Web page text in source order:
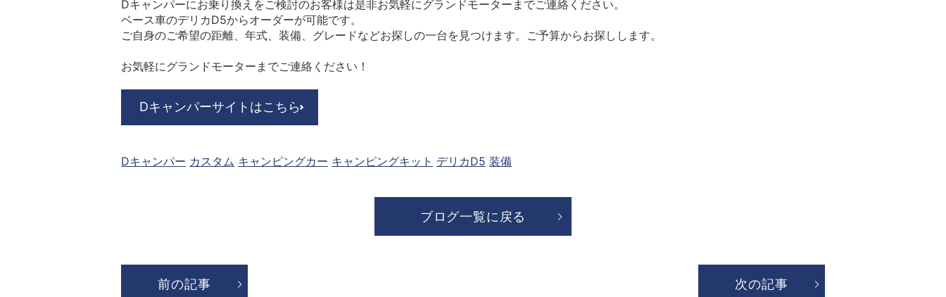
Dキャンパーにお乗り換えをご検討のお客様は是非お気軽にグランドモーターまでご連絡ください。
ベース車のデリカD5からオーダーが可能です。
ご自身のご希望の距離、年式、装備、グレードなどお探しの一台を見つけます。ご予算からお探しします。
お気軽にグランドモーターまでご連絡ください！
Dキャンパーサイトはこちら
Dキャンパー カスタム キャンピングカー キャンピングキット デリカD5 装備
ブログ一覧に戻る
前の記事 次の記事